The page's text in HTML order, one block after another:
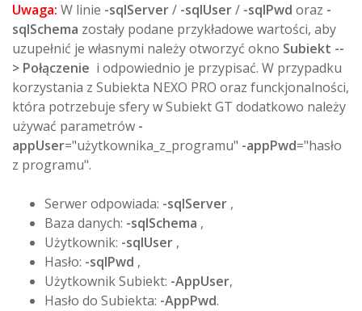
Uwaga: W linie -sqlServer/ -sqlUser/ -sqlPwd oraz -
sqlSchema zostały podane przykładowe wartości, aby
uzupełnić je własnymi należy otworzyć okno Subiekt --
> Połączenie i odpowiednio je przypisać. W przypadku
korzystania z Subiekta NEXO PRO oraz funckjonalności,
która potrzebuje sfery w Subiekt GT dodatkowo należy
używać parametrów -
appUser="użytkownika_z_programu" -appPwd="hasło
z programu".
Serwer odpowiada: -sqlServer ,
Baza danych: -sqlSchema ,
Użytkownik: -sqlUser ,
Hasło: -sqlPwd ,
Użytkownik Subiekt: -AppUser,
Hasło do Subiekta: -AppPwd.